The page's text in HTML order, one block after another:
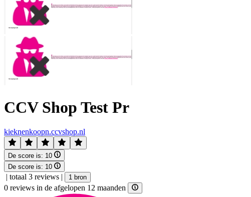
CCV Shop Test Pr
kieknenkoopn.ccvshop.nl
De score is: 10
De score is: 10
| totaal 3 reviews | 1 bron
0 reviews in de afgelopen 12 maanden